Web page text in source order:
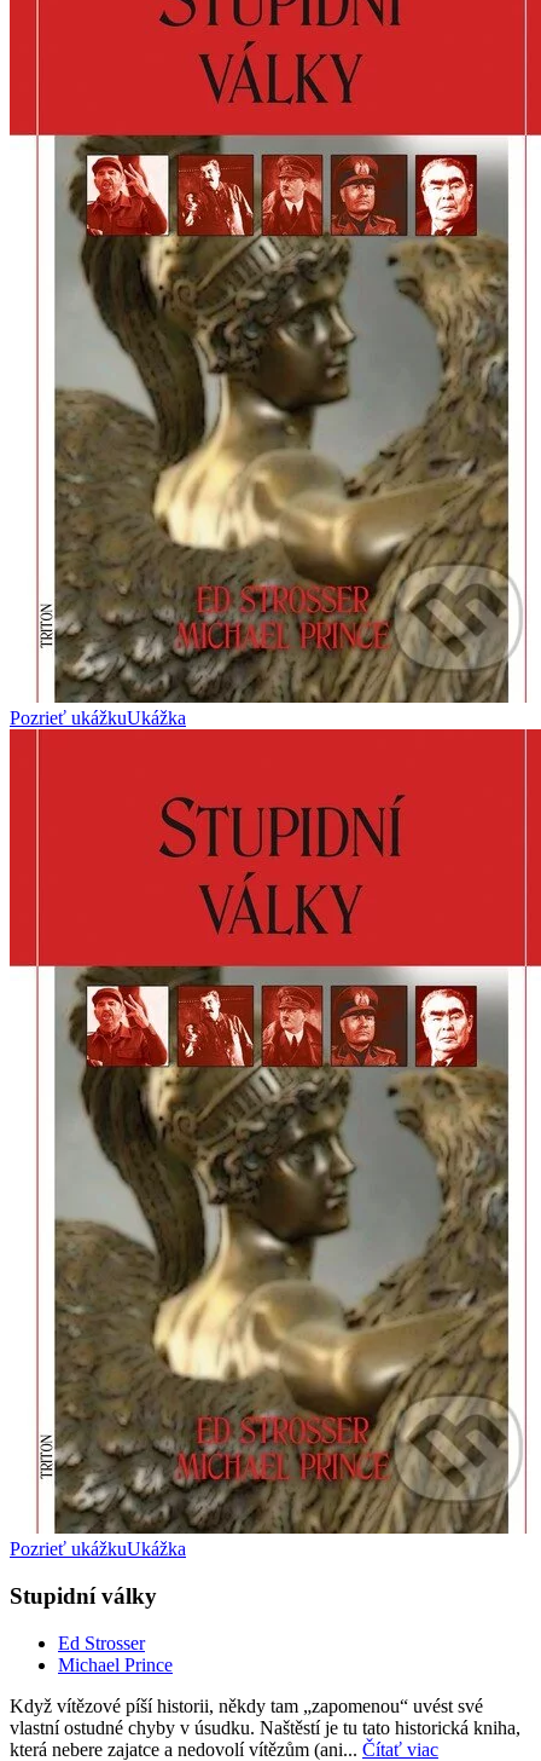
Pozrieť ukážkuUkážka
Pozrieť ukážkuUkážka
Stupidní války
Ed Strosser
Michael Prince
Když vítězové píší historii, někdy tam „zapomenou“ uvést své
vlastní ostudné chyby v úsudku. Naštěstí je tu tato historická kniha,
která nebere zajatce a nedovolí vítězům (ani... Čítať viac